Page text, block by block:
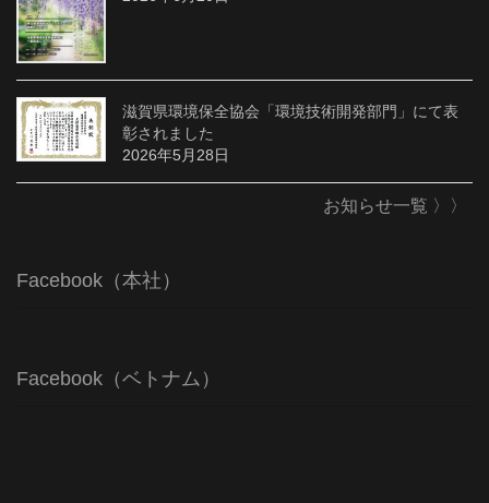
滋賀県環境保全協会「環境技術開発部門」にて表
彰されました
2026年5月28日
お知らせ一覧 〉〉
Facebook（本社）
Facebook（ベトナム）